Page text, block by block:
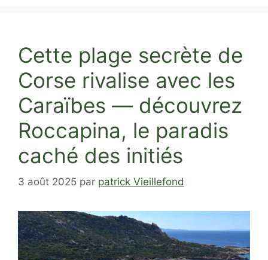
Cette plage secrète de
Corse rivalise avec les
Caraïbes — découvrez
Roccapina, le paradis
caché des initiés
3 août 2025 par patrick Vieillefond